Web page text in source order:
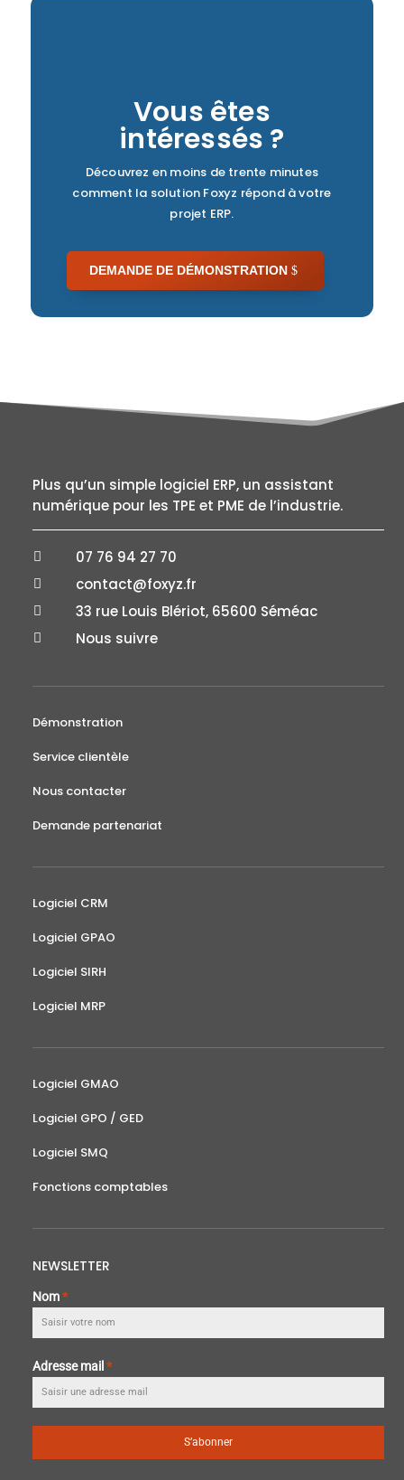
Vous êtes
intéressés ?
Découvrez en moins de trente minutes
comment la solution Foxyz répond à votre
projet ERP.
DEMANDE DE DÉMONSTRATION
Plus qu’un simple logiciel ERP, un assistant
numérique pour les TPE et PME de l’industrie.
 07 76 94 27 70
 contact@foxyz.fr
 33 rue Louis Blériot, 65600 Séméac
 Nous suivre
Démonstration
Service clientèle
Nous contacter
Demande partenariat
Logiciel CRM
Logiciel GPAO
Logiciel SIRH
Logiciel MRP
Logiciel GMAO
Logiciel GPO / GED
Logiciel SMQ
Fonctions comptables
NEWSLETTER
Nom*
Adresse mail*
S’abonner